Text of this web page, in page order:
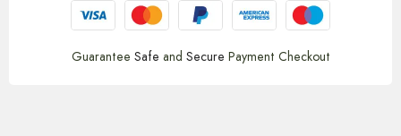
Guarantee Safe and Secure Payment Checkout